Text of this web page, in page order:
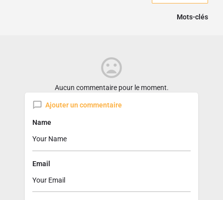
Mots-clés
Aucun commentaire pour le moment.
Ajouter un commentaire
Name
Email